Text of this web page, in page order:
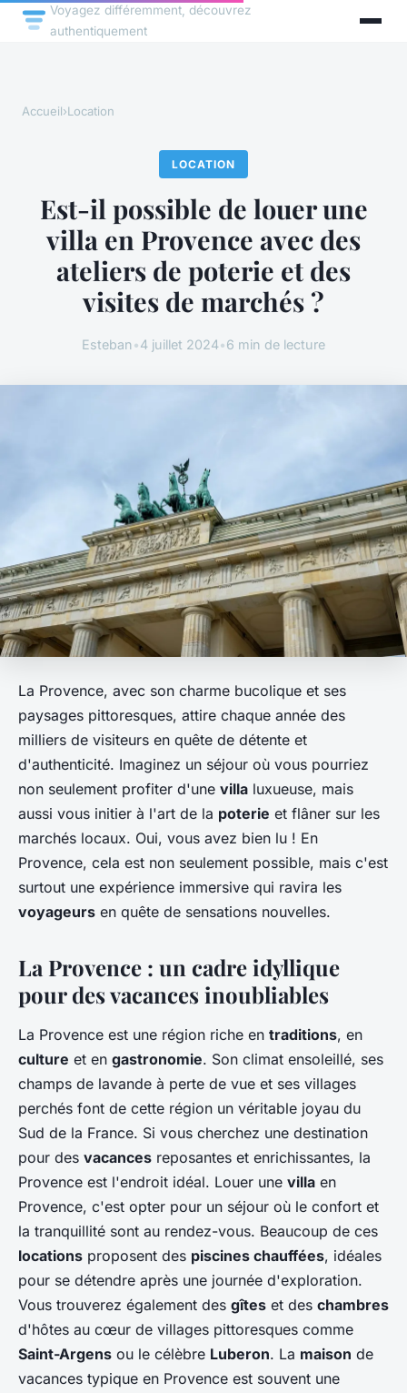
Voyagez différemment, découvrez
authentiquement
Accueil›Location
LOCATION
Est-il possible de louer une
villa en Provence avec des
ateliers de poterie et des
visites de marchés ?
Esteban•4 juillet 2024•6 min de lecture
La Provence, avec son charme bucolique et ses
paysages pittoresques, attire chaque année des
milliers de visiteurs en quête de détente et
d'authenticité. Imaginez un séjour où vous pourriez
non seulement profiter d'une villa luxueuse, mais
aussi vous initier à l'art de la poterie et flâner sur les
marchés locaux. Oui, vous avez bien lu ! En
Provence, cela est non seulement possible, mais c'est
surtout une expérience immersive qui ravira les
voyageurs en quête de sensations nouvelles.
La Provence : un cadre idyllique
pour des vacances inoubliables
La Provence est une région riche en traditions, en
culture et en gastronomie. Son climat ensoleillé, ses
champs de lavande à perte de vue et ses villages
perchés font de cette région un véritable joyau du
Sud de la France. Si vous cherchez une destination
pour des vacances reposantes et enrichissantes, la
Provence est l'endroit idéal. Louer une villa en
Provence, c'est opter pour un séjour où le confort et
la tranquillité sont au rendez-vous. Beaucoup de ces
locations proposent des piscines chauffées, idéales
pour se détendre après une journée d'exploration.
Vous trouverez également des gîtes et des chambres
d'hôtes au cœur de villages pittoresques comme
Saint-Argens ou le célèbre Luberon. La maison de
vacances typique en Provence est souvent une